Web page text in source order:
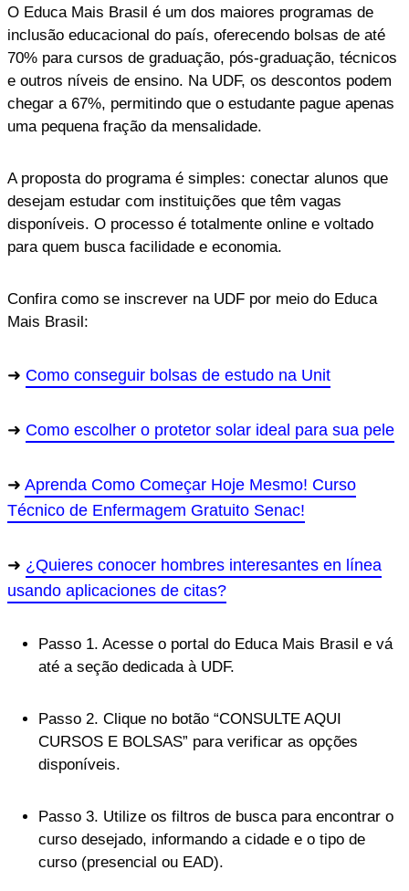
O Educa Mais Brasil é um dos maiores programas de
inclusão educacional do país, oferecendo bolsas de até
70% para cursos de graduação, pós-graduação, técnicos
e outros níveis de ensino. Na UDF, os descontos podem
chegar a 67%, permitindo que o estudante pague apenas
uma pequena fração da mensalidade.
A proposta do programa é simples: conectar alunos que
desejam estudar com instituições que têm vagas
disponíveis. O processo é totalmente online e voltado
para quem busca facilidade e economia.
Confira como se inscrever na UDF por meio do Educa
Mais Brasil:
Como conseguir bolsas de estudo na Unit
Como escolher o protetor solar ideal para sua pele
Aprenda Como Começar Hoje Mesmo! Curso
Técnico de Enfermagem Gratuito Senac!
¿Quieres conocer hombres interesantes en línea
usando aplicaciones de citas?
Passo 1. Acesse o portal do Educa Mais Brasil e vá
até a seção dedicada à UDF.
Passo 2. Clique no botão “CONSULTE AQUI
CURSOS E BOLSAS” para verificar as opções
disponíveis.
Passo 3. Utilize os filtros de busca para encontrar o
curso desejado, informando a cidade e o tipo de
curso (presencial ou EAD).